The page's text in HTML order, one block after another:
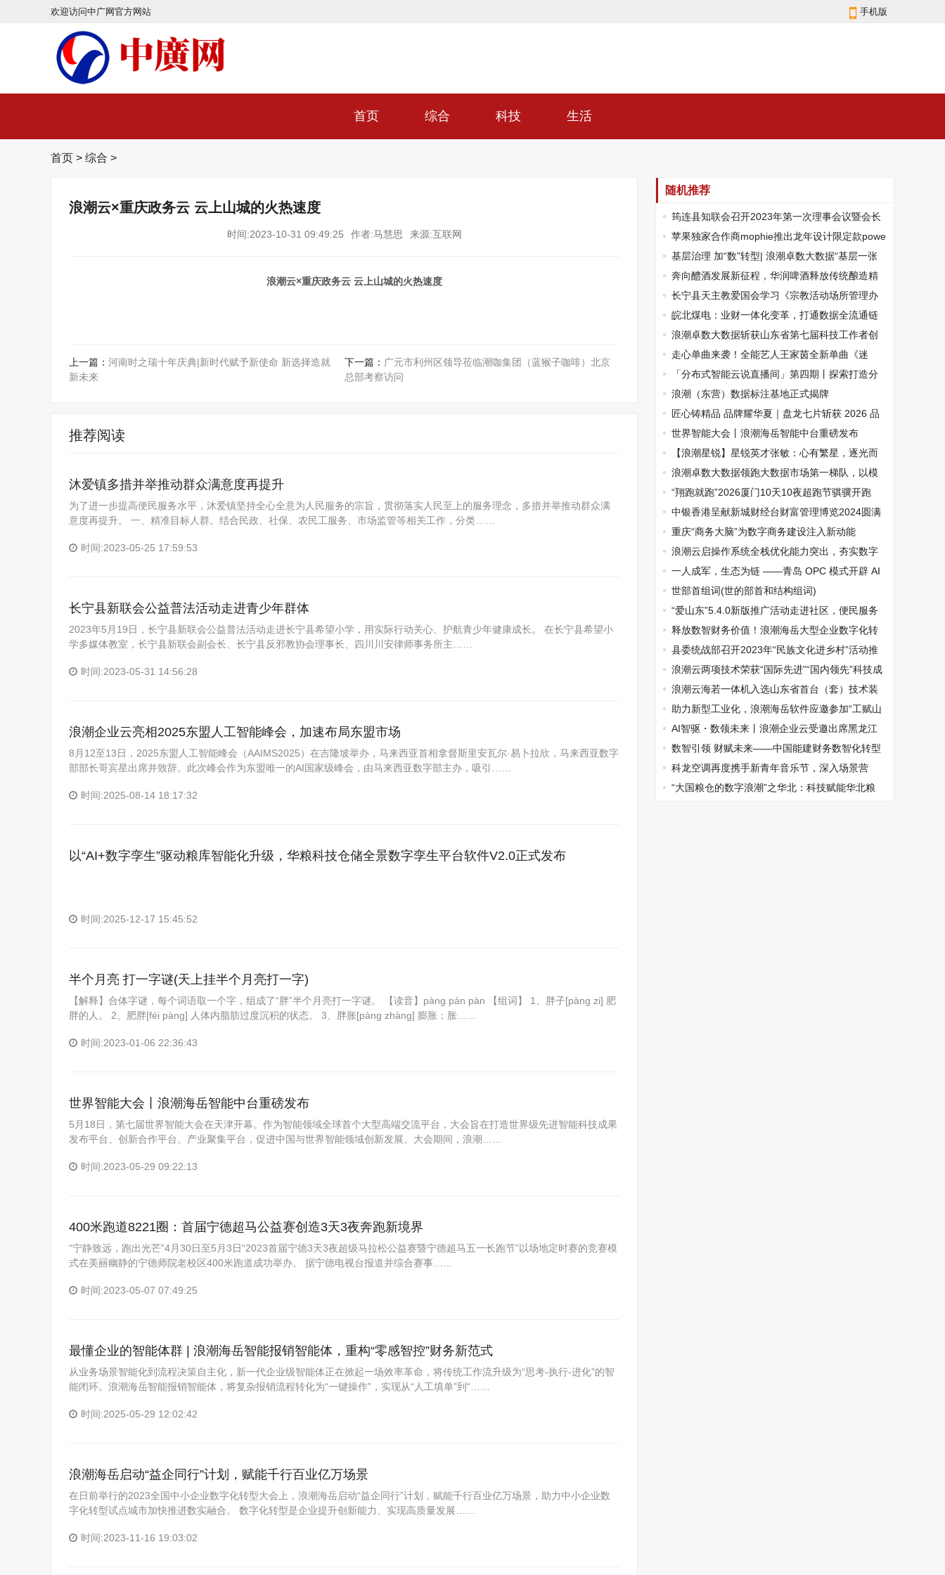
欢迎访问中广网官方网站 手机版
首页 综合 科技 生活
首页 > 综合 >
浪潮云×重庆政务云 云上山城的火热速度
时间:2023-10-31 09:49:25 作者:马慧思 来源:互联网
浪潮云×重庆政务云 云上山城的火热速度
上一篇： 河南时之瑞十年庆典|新时代赋予新使命 新选择造就
新未来
下一篇： 广元市利州区领导莅临潮咖集团（蓝猴子咖啡）北京
总部考察访问
推荐阅读
沐爱镇多措并举推动群众满意度再提升
为了进一步提高便民服务水平，沐爱镇坚持全心全意为人民服务的宗旨，贯彻落实人民至上的服务理念，多措并举推动群众满
意度再提升。 一、精准目标人群。结合民政、社保、农民工服务、市场监管等相关工作，分类……
时间:2023-05-25 17:59:53
长宁县新联会公益普法活动走进青少年群体
2023年5月19日，长宁县新联会公益普法活动走进长宁县希望小学，用实际行动关心、护航青少年健康成长。 在长宁县希望小
学多媒体教室，长宁县新联会副会长、长宁县反邪教协会理事长、四川川安律师事务所主……
时间:2023-05-31 14:56:28
浪潮企业云亮相2025东盟人工智能峰会，加速布局东盟市场
8月12至13日，2025东盟人工智能峰会（AAIMS2025）在吉隆坡举办，马来西亚首相拿督斯里安瓦尔·易卜拉欣，马来西亚数字
部部长哥宾星出席并致辞。此次峰会作为东盟唯一的AI国家级峰会，由马来西亚数字部主办，吸引……
时间:2025-08-14 18:17:32
以“AI+数字孪生”驱动粮库智能化升级，华粮科技仓储全景数字孪生平台软件V2.0正式发布
时间:2025-12-17 15:45:52
半个月亮 打一字谜(天上挂半个月亮打一字)
【解释】合体字谜，每个词语取一个字，组成了“胖”半个月亮打一字谜。 【读音】pàng pán pàn 【组词】 1、胖子[pàng zi] 肥
胖的人。 2、肥胖[féi pàng] 人体内脂肪过度沉积的状态。 3、胖胀[pàng zhàng] 膨胀；胀……
时间:2023-01-06 22:36:43
世界智能大会丨浪潮海岳智能中台重磅发布
5月18日，第七届世界智能大会在天津开幕。作为智能领域全球首个大型高端交流平台，大会旨在打造世界级先进智能科技成果
发布平台、创新合作平台、产业聚集平台，促进中国与世界智能领域创新发展。大会期间，浪潮……
时间:2023-05-29 09:22:13
400米跑道8221圈：首届宁德超马公益赛创造3天3夜奔跑新境界
“宁静致远，跑出光芒”4月30日至5月3日“2023首届宁德3天3夜超级马拉松公益赛暨宁德超马五一长跑节”以场地定时赛的竞赛模
式在美丽幽静的宁德师院老校区400米跑道成功举办。 据宁德电视台报道并综合赛事……
时间:2023-05-07 07:49:25
最懂企业的智能体群 | 浪潮海岳智能报销智能体，重构“零感智控”财务新范式
从业务场景智能化到流程决策自主化，新一代企业级智能体正在掀起一场效率革命，将传统工作流升级为“思考-执行-进化”的智
能闭环。浪潮海岳智能报销智能体，将复杂报销流程转化为“一键操作”，实现从“人工填单”到“……
时间:2025-05-29 12:02:42
浪潮海岳启动“益企同行”计划，赋能千行百业亿万场景
在日前举行的2023全国中小企业数字化转型大会上，浪潮海岳启动“益企同行”计划，赋能千行百业亿万场景，助力中小企业数
字化转型试点城市加快推进数实融合。 数字化转型是企业提升创新能力、实现高质量发展……
时间:2023-11-16 19:03:02
随机推荐
筠连县知联会召开2023年第一次理事会议暨会长
（扩大）会议
苹果独家合作商mophie推出龙年设计限定款powe
rstation plus
基层治理 加“数”转型| 浪潮卓数大数据“基层一张
表”，为基层减负出实招
奔向醴酒发展新征程，华润啤酒释放传统酿造精
髓长宁县天主教爱国会学习《宗教活动场所管理办
法》皖北煤电：业财一体化变革，打通数据全流通链
路浪潮卓数大数据斩获山东省第七届科技工作者创
新大赛一等奖
走心单曲来袭！全能艺人王家茵全新单曲《迷
羁》全网上线，诉说偶像与粉丝长久牵挂
「分布式智能云说直播间」第四期丨探索打造分
布式智能云+审计“智慧大脑”
浪潮（东营）数据标注基地正式揭牌
匠心铸精品 品牌耀华夏｜盘龙七片斩获 2026 品
牌影响力匠心产品大奖
世界智能大会丨浪潮海岳智能中台重磅发布
【浪潮星锐】星锐英才张敏：心有繁星，逐光而
行浪潮卓数大数据领跑大数据市场第一梯队，以模
数共振构筑核心优势
“翔跑就跑”2026厦门10天10夜超跑节骐骥开跑
中银香港呈献新城财经台财富管理博览2024圆满
举行重庆“商务大脑”为数字商务建设注入新动能
浪潮云启操作系统全栈优化能力突出，夯实数字
基础设施底座
一人成军，生态为链 ——青岛 OPC 模式开辟 AI
视听新质生产力赛道
世部首组词(世的部首和结构组词)
“爱山东”5.4.0新版推广活动走进社区，便民服务
再升级
释放数智财务价值！浪潮海岳大型企业数字化转
型高峰论坛在广州召开
县委统战部召开2023年“民族文化进乡村”活动推
进会浪潮云两项技术荣获“国际先进”“国内领先”科技成
果认定
浪潮云海若一体机入选山东省首台（套）技术装
备生产企业及产品名单
助力新型工业化，浪潮海岳软件应邀参加“工赋山
东”2024山东工业互联网峰会
AI智驱・数领未来丨浪潮企业云受邀出席黑龙江
省生物医药研讨会
数智引领 财赋未来——中国能建财务数智化转型
之路科龙空调再度携手新青年音乐节，深入场景营
销，共探多元化新生活
“大国粮仓的数字浪潮”之华北：科技赋能华北粮